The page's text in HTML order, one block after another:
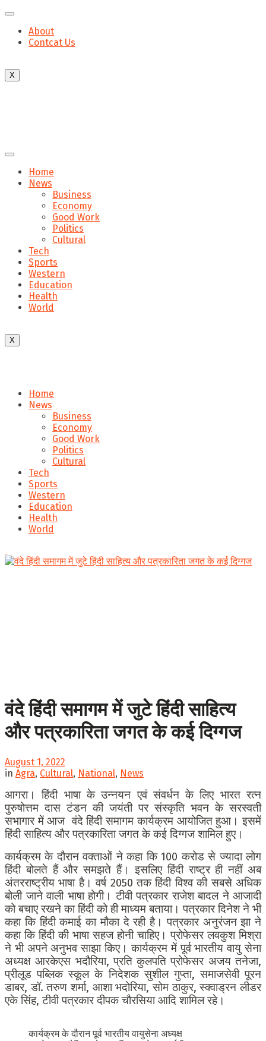
About
Contcat Us
X
Home
News
Business
Economy
Good Work
Politics
Cultural
Tech
Sports
Western
Education
Health
World
X
Home
News
Business
Economy
Good Work
Politics
Cultural
Tech
Sports
Western
Education
Health
World
वंदे हिंदी समागम में जुटे हिंदी साहित्य
और पत्रकारिता जगत के कई दिग्गज
August 1, 2022
in Agra, Cultural, National, News
आगरा। हिंदी भाषा के उन्नयन एवं संवर्धन के लिए भारत रत्न
पुरुषोत्तम दास टंडन की जयंती पर संस्कृति भवन के सरस्वती
सभागार में आज वंदे हिंदी समागम कार्यक्रम आयोजित हुआ। इसमें
हिंदी साहित्य और पत्रकारिता जगत के कई दिग्गज शामिल हुए।
कार्यक्रम के दौरान वक्ताओं ने कहा कि 100 करोड से ज्यादा लोग
हिंदी बोलते हैं और समझते हैं। इसलिए हिंदी राष्ट्र ही नहीं अब
अंतरराष्ट्रीय भाषा है। वर्ष 2050 तक हिंदी विश्व की सबसे अधिक
बोली जाने वाली भाषा होगी। टीवी पत्रकार राजेश बादल ने आजादी
को बचाए रखने का हिंदी को ही माध्यम बताया। पत्रकार दिनेश ने भी
कहा कि हिंदी कमाई का मौका दे रही है। पत्रकार अनुरंजन झा ने
कहा कि हिंदी की भाषा सहज होनी चाहिए। प्रोफेसर लवकुश मिश्रा
ने भी अपने अनुभव साझा किए। कार्यक्रम में पूर्व भारतीय वायु सेना
अध्यक्ष आरकेएस भदौरिया, प्रति कुलपति प्रोफेसर अजय तनेजा,
प्रीलूड पब्लिक स्कूल के निदेशक सुशील गुप्ता, समाजसेवी पूरन
डाबर, डॉ. तरुण शर्मा, आशा भदोरिया, सोम ठाकुर, स्क्वाड्रन लीडर
एके सिंह, टीवी पत्रकार दीपक चौरसिया आदि शामिल रहे।
कार्यक्रम के दौरान पूर्व भारतीय वायुसेना अध्यक्ष